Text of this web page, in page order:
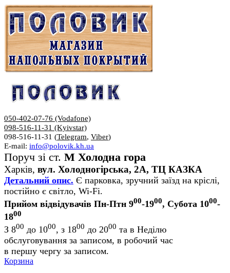
050-402-07-76 (Vodafone)
098-516-11-31 (Kyivstar)
098-516-11-31 (Telegram, Viber)
E-mail: info@polovik.kh.ua
Поруч зі ст. М Холодна гора
Харків, вул. Холодногірська, 2А, ТЦ КАЗКА
Детальний опис. Є парковка, зручний заїзд на кріслі,
постійно є світло, Wi-Fi.
Прийом відвідувачів Пн-Птн 900-1900, Субота 1000-
1800
З 800 до 1000, з 1800 до 2000 та в Неділю
обслуговування за записом, в робочий час
в першу чергу за записом.
Корзина